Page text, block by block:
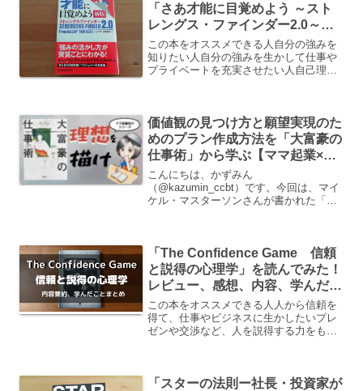
「さあ才能に目覚めよう ～スト
レングス・ファインダー2.0～」
＠レビュー、感想、内容、学んだ
こと、口コミまとめ
この本をオススメできる人自分の強みを
知りたい人自分の強みを生かして仕事や
プライベートを充実させたい人自己理解
版 ストレングス・フ...
価値観の見つけ方と願望実現のた
めのプラン作成方法を「大富豪の
仕事術」から学ぶ【ママ起業×ビ
ジネス書シリーズ#1】
こんにちは、かずみん
（@kazumin_ccbt）です。今回は、マイ
ケル・マスターソンさんが書かれた「大
しまいました。なので今回はエ...
「The Confidence Game 信頼
と説得の心理学」を読んでみた！
レビュー、感想、内容、学んだこ
とまとめ
この本をオススメできる人人から信頼を
得て、仕事やビジネスに生かしたいプレ
ゼンや交渉など、人を説得する力をもっ
めたい「The Co...
「スターの法則ー社長・投資家が